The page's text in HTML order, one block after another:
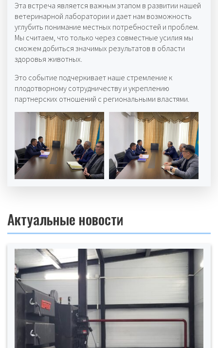
Эта встреча является важным этапом в развитии нашей
ветеринарной лаборатории и дает нам возможность
углубить понимание местных потребностей и проблем.
Мы считаем, что только через совместные усилия мы
сможем добиться значимых результатов в области
здоровья животных.
Это событие подчеркивает наше стремление к
плодотворному сотрудничеству и укреплению
партнерских отношений с региональными властями.
Актуальные новости